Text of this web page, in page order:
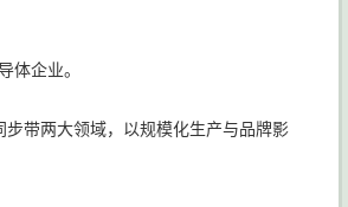
体企业。
带两大领域，以规模化生产与品牌影